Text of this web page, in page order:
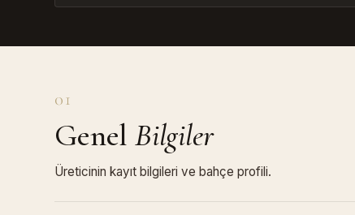
01
GenelBilgiler
Üreticinin kayıt bilgileri ve bahçe profili.